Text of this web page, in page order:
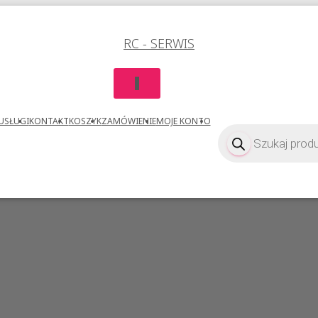
RC - SERWIS
NAWIGACJĘ
KONTAKTKOSZYKZAMÓWIENIEMOJE KONTO
produktów